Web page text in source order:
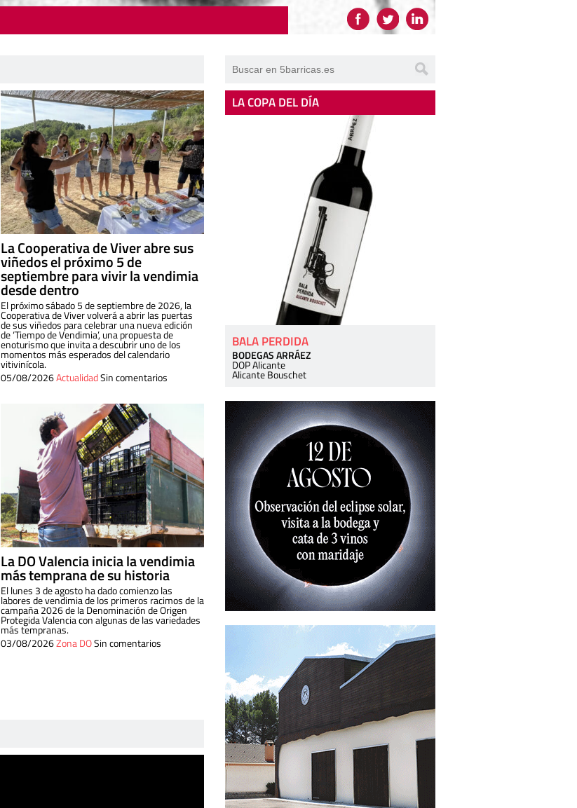
La Cooperativa de Viver abre sus
viñedos el próximo 5 de
septiembre para vivir la vendimia
desde dentro
El próximo sábado 5 de septiembre de 2026, la
Cooperativa de Viver volverá a abrir las puertas
de sus viñedos para celebrar una nueva edición
de ‘Tiempo de Vendimia’, una propuesta de
enoturismo que invita a descubrir uno de los
momentos más esperados del calendario
vitivinícola.
05/08/2026ActualidadSin comentarios
La DO Valencia inicia la vendimia
más temprana de su historia
El lunes 3 de agosto ha dado comienzo las
labores de vendimia de los primeros racimos de la
campaña 2026 de la Denominación de Origen
Protegida Valencia con algunas de las variedades
más tempranas.
03/08/2026Zona DOSin comentarios
LA COPA DEL DÍA
BALA PERDIDA
BODEGAS ARRÁEZ
DOP Alicante
Alicante Bouschet